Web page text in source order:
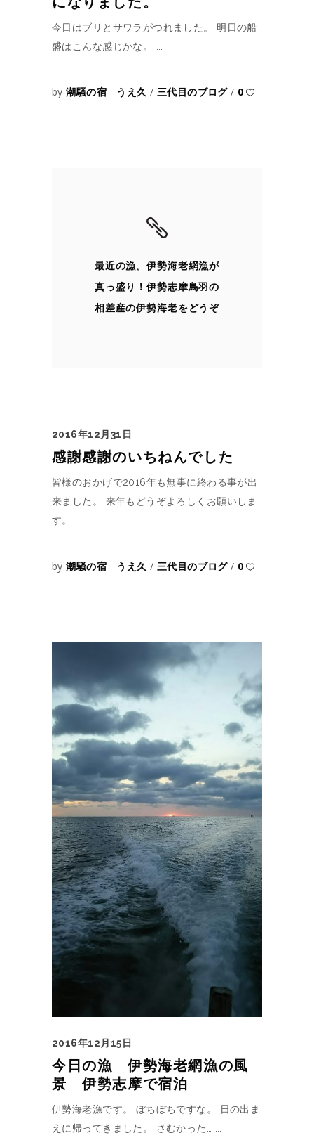
今日はブリとサワラがつれました。 明日の船
盛はこんな感じかな。
by潮騒の宿 うえ久 三代目のブログ 0
最近の漁。伊勢海老網漁が
真っ盛り！伊勢志摩鳥羽の
相差産の伊勢海老をどうぞ
2016年12月31日
感謝感謝のいちねんでした
皆様のおかげで2016年も無事に終わる事が出
来ました。 来年もどうぞよろしくお願いしま
す。
by潮騒の宿 うえ久 三代目のブログ 0
2016年12月15日
今日の漁 伊勢海老網漁の風
景 伊勢志摩で宿泊
伊勢海老漁です。 ぼちぼちですな。 日の出ま
えに帰ってきました。 さむかった…